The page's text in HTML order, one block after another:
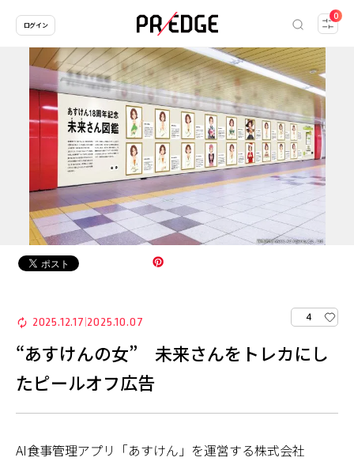
0
ログイン
2025.12.17 2025.10.07 4
“あすけんの女” 未来さんをトレカにし
たピールオフ広告
AI食事管理アプリ「あすけん」を運営する株式会社